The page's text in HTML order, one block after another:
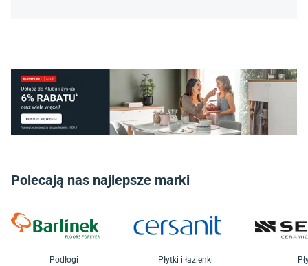
Polecają nas najlepsze marki
Podłogi Płytki i łazienki